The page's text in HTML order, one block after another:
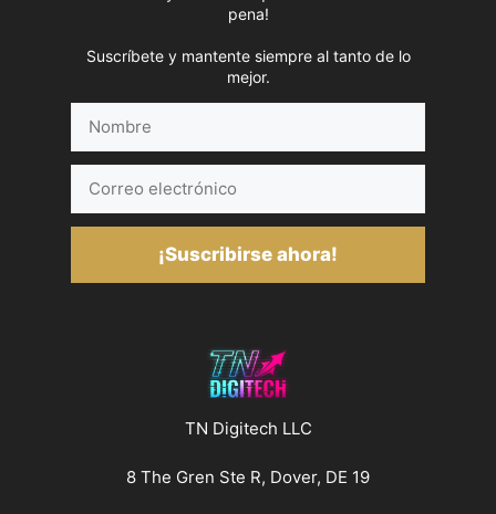
pena!
Suscríbete y mantente siempre al tanto de lo
mejor.
electrónico
¡Suscribirse ahora!
TN Digitech LLC
8 The Gren Ste R, Dover, DE 19